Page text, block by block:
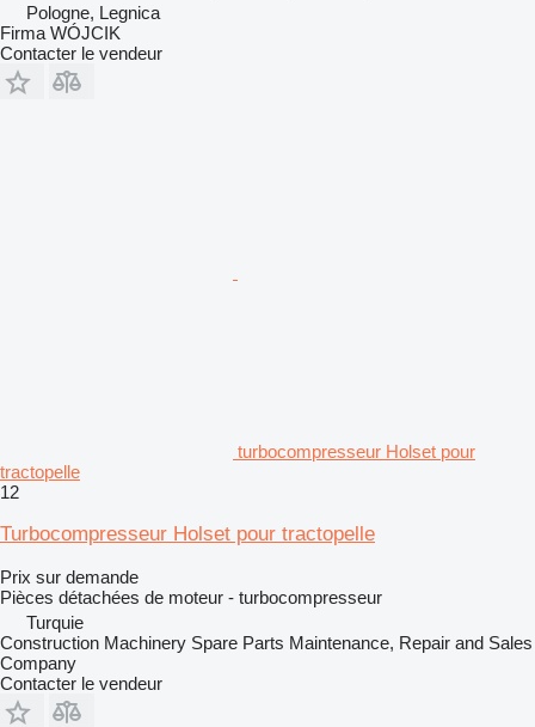
Pologne, Legnica
Firma WÓJCIK
Contacter le vendeur
turbocompresseur Holset pour
tractopelle
12
Turbocompresseur Holset pour tractopelle
Prix sur demande
Pièces détachées de moteur - turbocompresseur
Turquie
Construction Machinery Spare Parts Maintenance, Repair and Sales
Company
Contacter le vendeur